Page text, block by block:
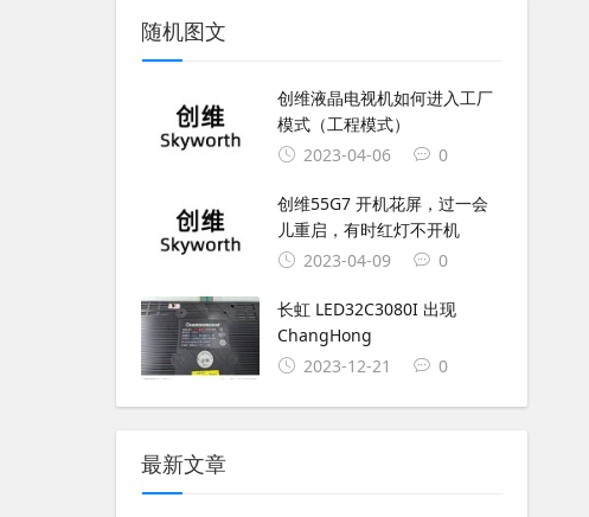
随机图文
创维液晶电视机如何进入工厂
模式（工程模式）
2023-04-06
0
创维55G7 开机花屏，过一会
儿重启，有时红灯不开机
2023-04-09
0
长虹 LED32C3080I 出现
ChangHong
2023-12-21
0
最新文章